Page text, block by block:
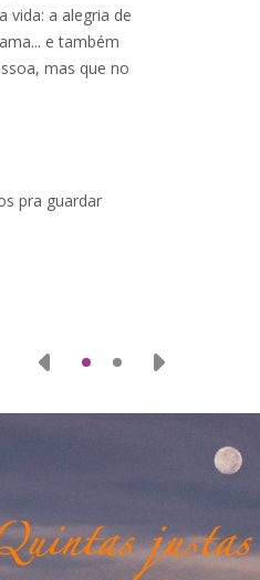
vida: a alegria de
e também
mas que no
pra guardar